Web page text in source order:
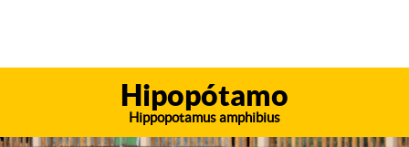
Hipopótamo
Hippopotamus amphibius